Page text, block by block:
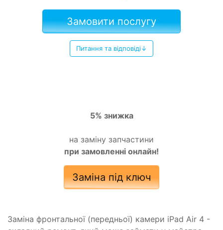
Замовити послугу
Питання та відповіді↓
5% знижка
на заміну запчастини
при замовленні онлайн!
Заміна під ключ
Заміна фронтальної (передньої) камери iPad Air 4 -